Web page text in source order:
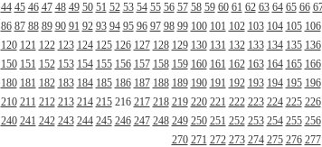
44 45 46 47 48 49 50 51 52 53 54 55 56 57 58 59 60 61 62 63 64 65 66
86 87 88 89 90 91 92 93 94 95 96 97 98 99 100 101 102 103 104 105 106
120 121 122 123 124 125 126 127 128 129 130 131 132 133 134 135 136
150 151 152 153 154 155 156 157 158 159 160 161 162 163 164 165 166
180 181 182 183 184 185 186 187 188 189 190 191 192 193 194 195 196
210 211 212 213 214 215 216 217 218 219 220 221 222 223 224 225 226
240 241 242 243 244 245 246 247 248 249 250 251 252 253 254 255 256
270 271 272 273 274 275 276 277